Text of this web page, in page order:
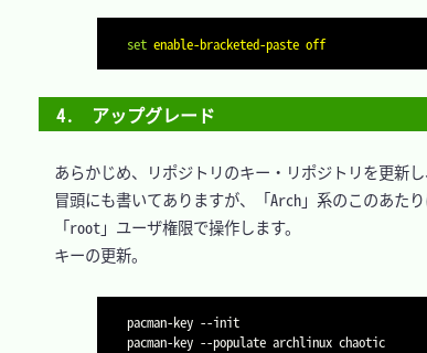
set enable-bracketed-paste off
4.　アップグレード
あらかじめ、リポジトリのキー・リポジトリを更新し
冒頭にも書いてありますが、「Arch」系のこのあた
「root」ユーザ権限で操作します。
キーの更新。
pacman-key --init
pacman-key --populate